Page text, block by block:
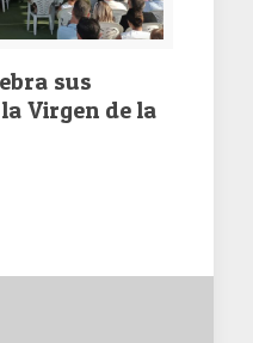
sus
Virgen de la